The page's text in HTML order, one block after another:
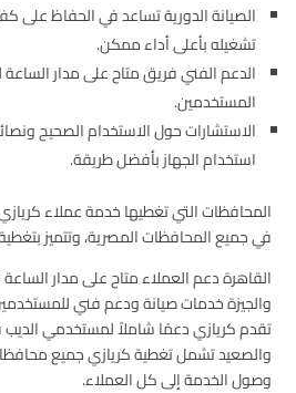
الصيانة الدورية تساعد في الحفاظ على
تشغيله بأعلى أداء ممكن.
الدعم الفني فريق متاح على مدار
المستخدمين.
الاستشارات حول الاستخدام الصحيح
استخدام الجهاز بأفضل طريقة.
المحافظات التي تغطيها خدمة عملاء
في جميع المحافظات المصرية، وتتميز
القاهرة دعم العملاء متاح على مدار
والجيزة خدمات صيانة ودعم فني
تقدم كريازي دعمًا شاملاً لمستخدمي الديب
والصعيد تشمل تغطية كريازي جميع
وصول الخدمة إلى كل العملاء.